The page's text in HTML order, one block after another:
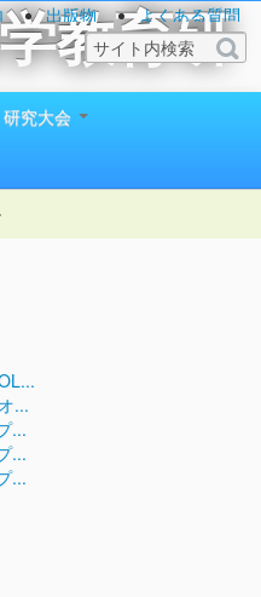
教育研
出版物
よくある質問
研究大会
...
...
...
...